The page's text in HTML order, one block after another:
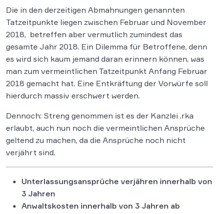
Die in den derzeitigen Abmahnungen genannten
Tatzeitpunkte liegen zwischen Februar und November
2018, betreffen aber vermutlich zumindest das
gesamte Jahr 2018. Ein Dilemma für Betroffene, denn
es wird sich kaum jemand daran erinnern können, was
man zum vermeintlichen Tatzeitpunkt Anfang Februar
2018 gemacht hat. Eine Entkräftung der Vorwürfe soll
hierdurch massiv erschwert werden.
Dennoch: Streng genommen ist es der Kanzlei .rka
erlaubt, auch nun noch die vermeintlichen Ansprüche
geltend zu machen, da die Ansprüche noch nicht
verjährt sind.
Unterlassungsansprüche verjähren innerhalb von
3 Jahren
Anwaltskosten innerhalb von 3 Jahren ab